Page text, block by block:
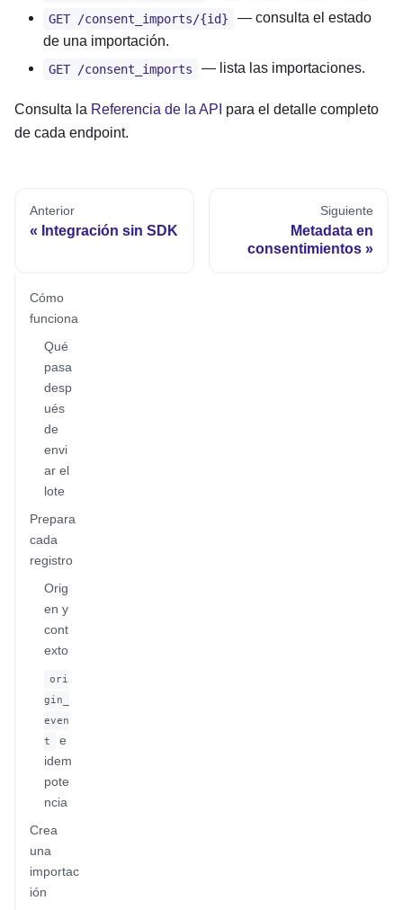
GET /consent_imports/{id}
— consulta el estado
de una importación.
GET /consent_imports — lista las importaciones.
Consulta la Referencia de la API para el detalle completo
de cada endpoint.
Anterior
Integración sin SDK
Siguiente
Metadata en
consentimientos
Cómo
funciona
Qué
pasa
desp
ués
de
envi
ar el
lote
Prepara
cada
registro
Orig
en y
cont
exto
ori
gin_
even
t
e
idem
pote
ncia
Crea
una
importac
ión